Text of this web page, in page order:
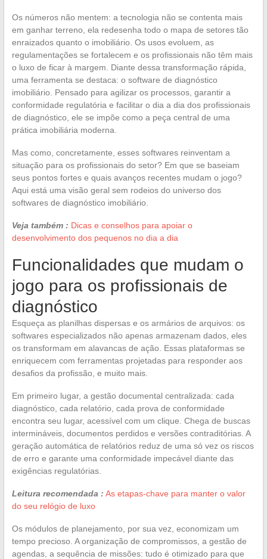
Os números não mentem: a tecnologia não se contenta mais
em ganhar terreno, ela redesenha todo o mapa de setores tão
enraizados quanto o imobiliário. Os usos evoluem, as
regulamentações se fortalecem e os profissionais não têm mais
o luxo de ficar à margem. Diante dessa transformação rápida,
uma ferramenta se destaca: o software de diagnóstico
imobiliário. Pensado para agilizar os processos, garantir a
conformidade regulatória e facilitar o dia a dia dos profissionais
de diagnóstico, ele se impõe como a peça central de uma
prática imobiliária moderna.
Mas como, concretamente, esses softwares reinventam a
situação para os profissionais do setor? Em que se baseiam
seus pontos fortes e quais avanços recentes mudam o jogo?
Aqui está uma visão geral sem rodeios do universo dos
softwares de diagnóstico imobiliário.
Veja também : Dicas e conselhos para apoiar o
desenvolvimento dos pequenos no dia a dia
Funcionalidades que mudam o
jogo para os profissionais de
diagnóstico
Esqueça as planilhas dispersas e os armários de arquivos: os
softwares especializados não apenas armazenam dados, eles
os transformam em alavancas de ação. Essas plataformas se
enriquecem com ferramentas projetadas para responder aos
desafios da profissão, e muito mais.
Em primeiro lugar, a gestão documental centralizada: cada
diagnóstico, cada relatório, cada prova de conformidade
encontra seu lugar, acessível com um clique. Chega de buscas
intermináveis, documentos perdidos e versões contraditórias. A
geração automática de relatórios reduz de uma só vez os riscos
de erro e garante uma conformidade impecável diante das
exigências regulatórias.
Leitura recomendada : As etapas-chave para manter o valor
do seu relógio de luxo
Os módulos de planejamento, por sua vez, economizam um
tempo precioso. A organização de compromissos, a gestão de
agendas, a sequência de missões: tudo é otimizado para que